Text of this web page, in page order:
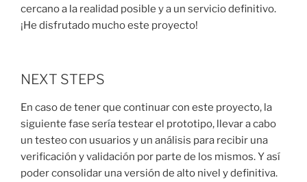
cercano a la realidad posible y a un servicio definitivo.
¡He disfrutado mucho este proyecto!
NEXT STEPS
En caso de tener que continuar con este proyecto, la
siguiente fase sería testear el prototipo, llevar a cabo
un testeo con usuarios y un análisis para recibir una
verificación y validación por parte de los mismos. Y así
poder consolidar una versión de alto nivel y definitiva.